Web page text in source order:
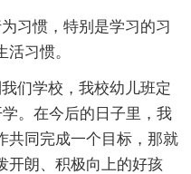
习惯，特别是学习的习
习惯。
们学校，我校幼儿班定
。在今后的日子里，我
共同完成一个目标，那就
开朗、积极向上的好孩